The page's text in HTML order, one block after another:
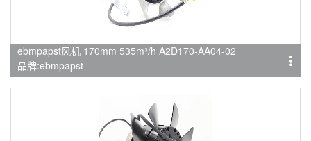
ebmpapst风机 170mm 535m³/h A2D170-AA04-02
品牌:ebmpapst